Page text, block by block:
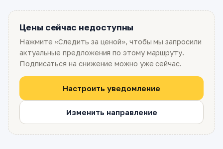
Цены сейчас недоступны
Нажмите «Следить за ценой», чтобы мы запросили
актуальные предложения по этому маршруту.
Подписаться на снижение можно уже сейчас.
Настроить уведомление
Изменить направление